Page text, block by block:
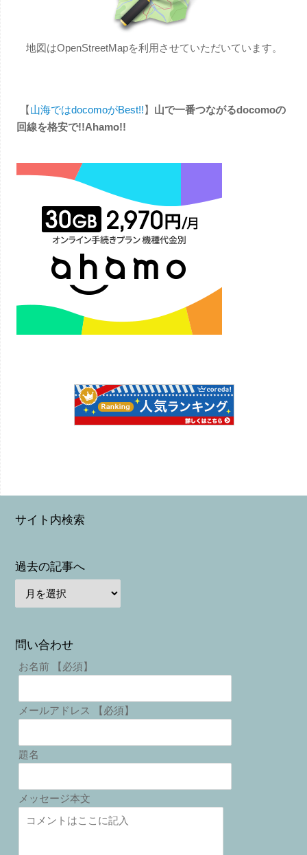
地図はOpenStreetMapを利用させていただいています。
【山海ではdocomoがBest!!】 山で一番つながるdocomoの
回線を格安で!!Ahamo!!
サイト内検索
過去の記事へ
問い合わせ
お名前 【必須】
メールアドレス 【必須】
題名
メッセージ本文